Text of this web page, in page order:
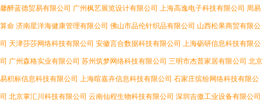
馨醉蓝德贸易有限公司 广州枫艺展览设计有限公司 上海高逸电子科技有限公司 周易
算命 济南星洋海健康管理有限公司 佛山市品伦针织品有限公司 山西松果商贸有限公
司 天津莎莎网络科技有限公司 安徽言合数据科技有限公司 上海砺研信息科技有限公
司 广州森格实业有限公司 苏州筑梦网络科技有限公司 三明市杰普家居有限公司 北京
易积标信息科技有限公司 上海暄嘉卉信息科技有限公司 石家庄缤纷网络科技有限公
司 北京掌汇川科技有限公司 云南仙程生物科技有限公司 深圳吉傲工业设备有限公司